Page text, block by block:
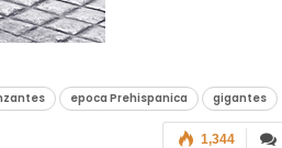
epoca Prehispanica gigantes
1,344